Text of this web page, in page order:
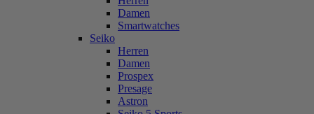
Damen
Smartwatches
Seiko
Herren
Damen
Prospex
Presage
Astron